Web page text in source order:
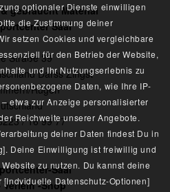
gebraucht Material
Saal
Straße 39
Darss Zingst
Rügen
/ 16 99 77
Saal
Verleih -Shop
optionaler Dienste einwilligen
die Zustimmung deiner
setzen Cookies und vergleichbare
für den Betrieb der Website,
und Ihr Nutzungserlebnis zu
Daten, wie Ihre IP-
etwa zur Anzeige personalisierter
Reichweite unserer Angebote.
deiner Daten findest Du in
Deine Einwilligung ist freiwillig und
zu nutzen. Du kannst deine
Datenschutz-Optionen]